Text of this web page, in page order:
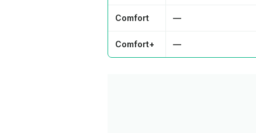
Comfort —
Comfort+ —